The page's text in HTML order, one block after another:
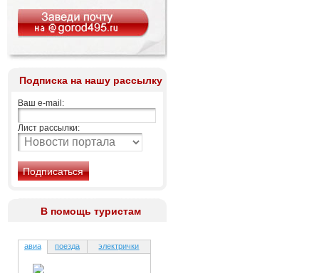
Подписка на нашу рассылку
Ваш e-mail:
Лист рассылки:
В помощь туристам
авиа поезда электрички